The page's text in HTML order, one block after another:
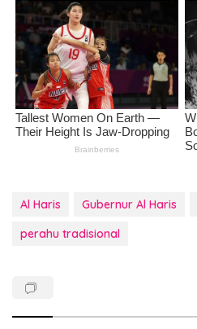
Al Haris Gubernur Al Haris
perahu tradisional